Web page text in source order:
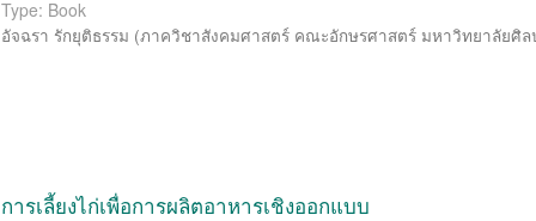
Type: Book
อัจฉรา รักยุติธรรม (ภาควิชาสังคมศาสตร์ คณะอักษรศาสตร์ มหาวิทยาลัยศิล
การเลี้ยงไก่เพื่อการผลิตอาหารเชิงออกแบบ